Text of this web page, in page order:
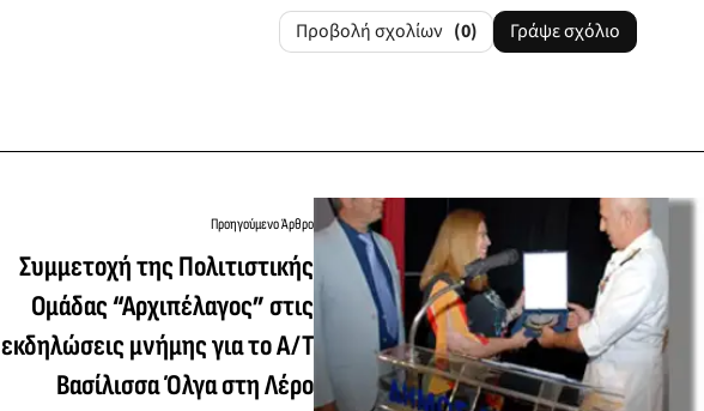
Προβολή σχολίων (0) Γράψε σχόλιο
Προηγούμενο Άρθρο
Συμμετοχή της Πολιτιστικής
Ομάδας “Αρχιπέλαγος” στις
εκδηλώσεις μνήμης για το Α/Τ
Βασίλισσα Όλγα στη Λέρο